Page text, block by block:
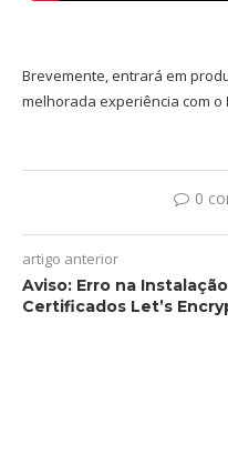
Brevemente, entrará em
melhorada experiência com o
0
artigo anterior
Aviso: Erro na
Certificados Let’s